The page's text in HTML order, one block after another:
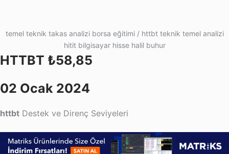
temel teknik takas analizi borsa eğitimi / httbt teknik temel analizi
hitit bilgisayar hisse halil buhur
HTTBT ₺58,85
02 Ocak 2024
httbt Destek ve Direnç Seviyeleri